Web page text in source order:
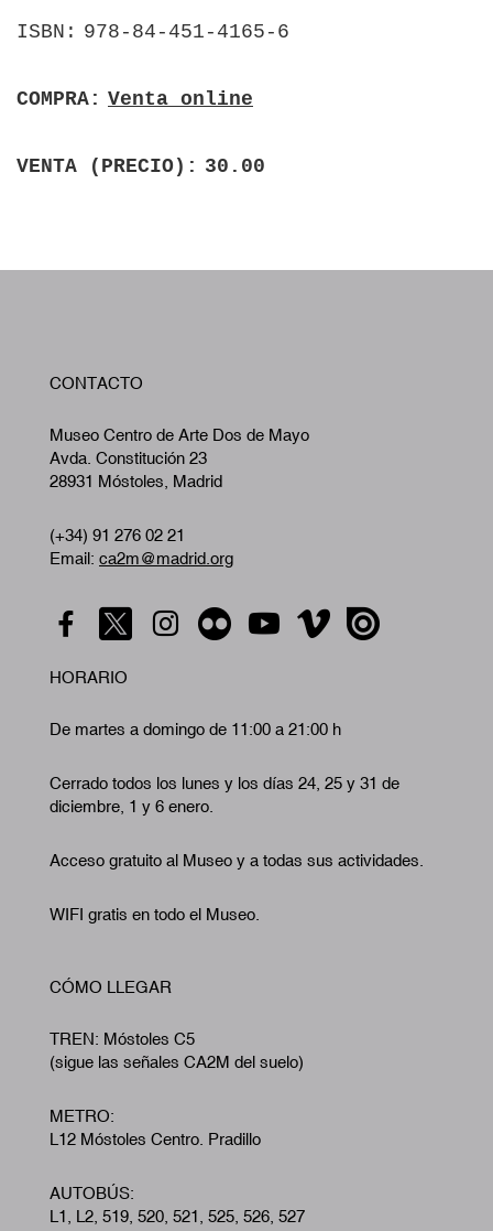
ISBN 978-84-451-4165-6
COMPRA Venta online
VENTA (PRECIO) 30.00
CONTACTO
Museo Centro de Arte Dos de Mayo
Avda. Constitución 23
28931 Móstoles, Madrid
(+34) 91 276 02 21
Email: ca2m@madrid.org
HORARIO
De martes a domingo de 11:00 a 21:00 h
Cerrado todos los lunes y los días 24, 25 y 31 de
diciembre, 1 y 6 enero.
Acceso gratuito al Museo y a todas sus actividades.
WIFI gratis en todo el Museo.
CÓMO LLEGAR
TREN: Móstoles C5
(sigue las señales CA2M del suelo)
METRO:
L12 Móstoles Centro. Pradillo
AUTOBÚS:
L1, L2, 519, 520, 521, 525, 526, 527